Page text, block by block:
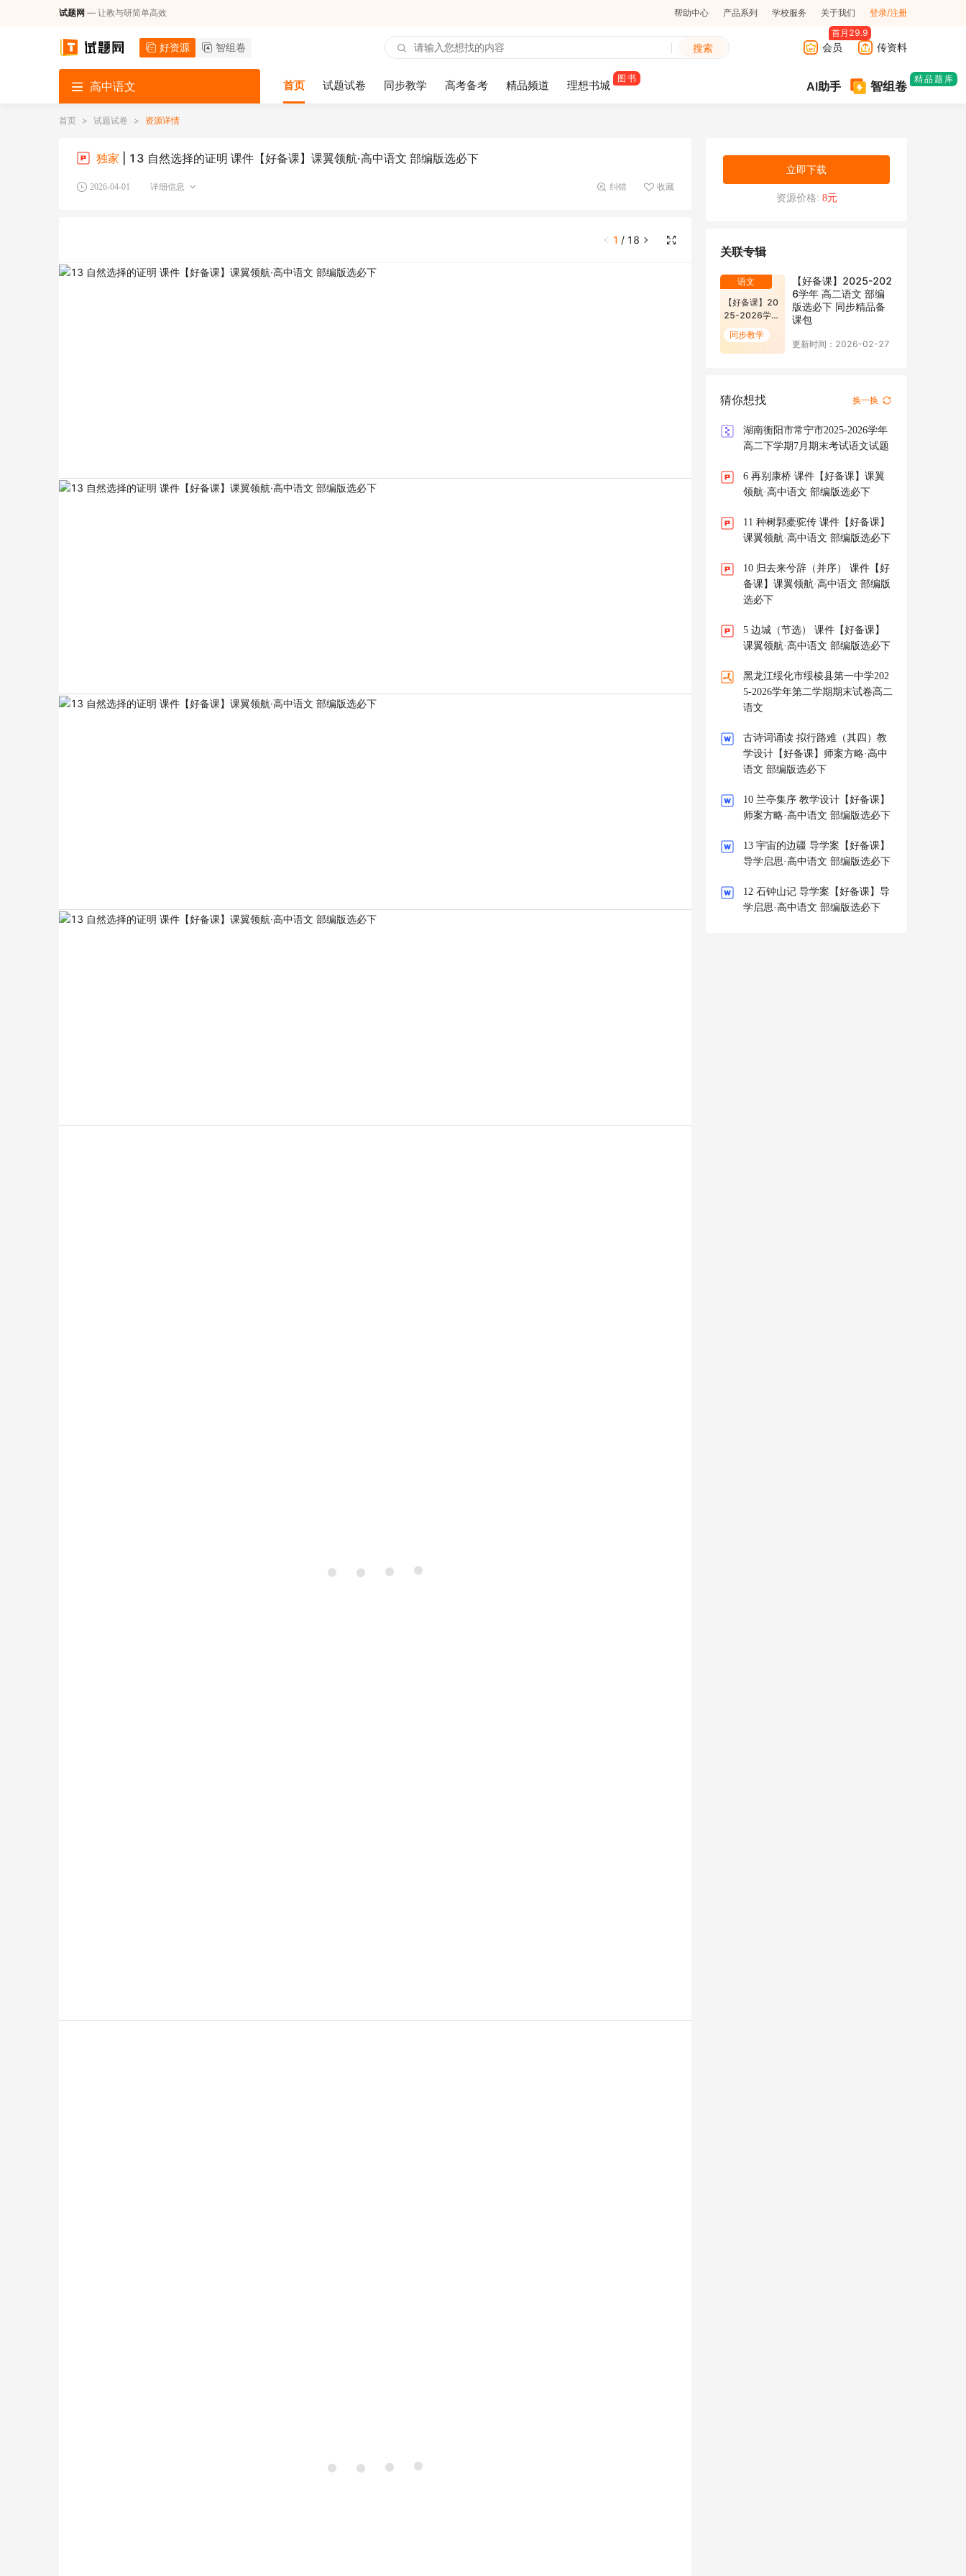
试题网 — 让教与研简单高效 帮助中心 产品系列 学校服务 关于我们 登录/注册
好资源 智组卷 搜索 会员
首月29.9
传资料
高中语文 首页 试题试卷 同步教学 高考备考 精品频道 理想书城 图书
AI助手 智组卷
精品题库
首页 > 试题试卷 > 资源详情
独家 | 13 自然选择的证明 课件【好备课】课翼领航·高中语文 部编版选必下
2026-04-01 详细信息 纠错 收藏
1 / 18
立即下载
资源价格: 8元
关联专辑
语文
【好备课】20
25-2026学年
高二语文 部编
版选必下 同步
精品备课包
同步教学
【好备课】2025-202
6学年 高二语文 部编
版选必下 同步精品备
课包
更新时间：2026-02-27
猜你想找 换一换
湖南衡阳市常宁市2025-2026学年
高二下学期7月期末考试语文试题
6 再别康桥 课件【好备课】课翼
领航·高中语文 部编版选必下
11 种树郭橐驼传 课件【好备课】
课翼领航·高中语文 部编版选必下
10 归去来兮辞（并序） 课件【好
备课】课翼领航·高中语文 部编版
选必下
5 边城（节选） 课件【好备课】
课翼领航·高中语文 部编版选必下
黑龙江绥化市绥棱县第一中学202
5-2026学年第二学期期末试卷高二
语文
古诗词诵读 拟行路难（其四）教
学设计【好备课】师案方略·高中
语文 部编版选必下
10 兰亭集序 教学设计【好备课】
师案方略·高中语文 部编版选必下
13 宇宙的边疆 导学案【好备课】
导学启思·高中语文 部编版选必下
12 石钟山记 导学案【好备课】导
学启思·高中语文 部编版选必下